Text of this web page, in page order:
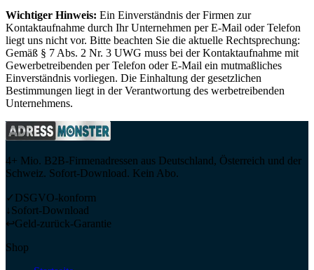
Wichtiger Hinweis: Ein Einverständnis der Firmen zur
Kontaktaufnahme durch Ihr Unternehmen per E-Mail oder Telefon
liegt uns nicht vor. Bitte beachten Sie die aktuelle Rechtsprechung:
Gemäß § 7 Abs. 2 Nr. 3 UWG muss bei der Kontaktaufnahme mit
Gewerbetreibenden per Telefon oder E-Mail ein mutmaßliches
Einverständnis vorliegen. Die Einhaltung der gesetzlichen
Bestimmungen liegt in der Verantwortung des werbetreibenden
Unternehmens.
4+ Mio. B2B-Firmenadressen aus Deutschland, Österreich und der
Schweiz. Sofort-Download. Kein Abo.
✓ DSGVO-konform
↓Sofort-Download
↩Geld-zurück-Garantie
Shop